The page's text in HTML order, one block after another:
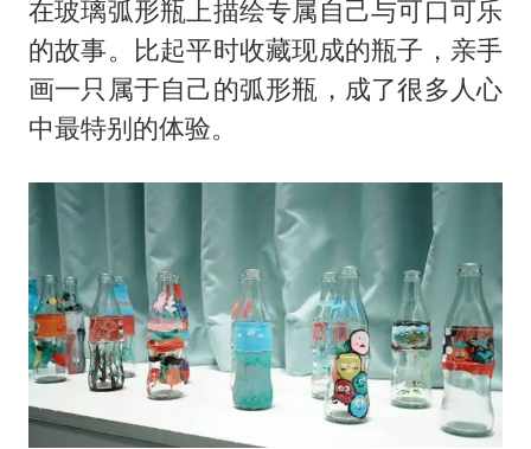
在玻璃弧形瓶上描绘专属自己与可口可乐
的故事。比起平时收藏现成的瓶子，亲手
画一只属于自己的弧形瓶，成了很多人心
中最特别的体验。